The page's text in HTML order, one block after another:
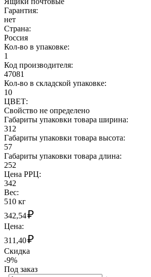
Гарантия:
нет
Страна:
Россия
Кол-во в упаковке:
1
Код производителя:
47081
Кол-во в складской упаковке:
10
ЦВЕТ:
Свойство не определено
Габариты упаковки товара ширина:
312
Габариты упаковки товара высота:
57
Габариты упаковки товара длина:
252
Цена РРЦ:
342
Вес:
510 кг
342,54₽
Цена:
311,40₽
Скидка
-9%
Под заказ